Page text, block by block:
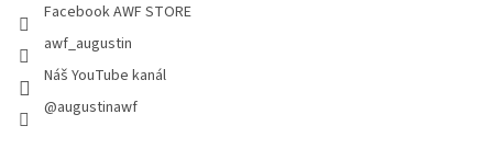
Facebook AWF STORE
awf_augustin
Náš YouTube kanál
@augustinawf